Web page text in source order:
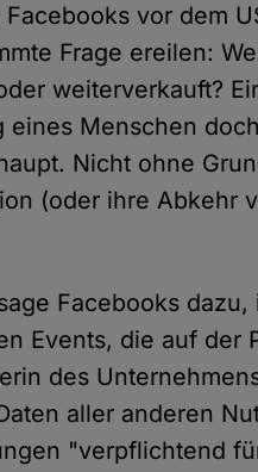
vor dem
Frage ereilen:
weiterverkauft?
eines Menschen
Nicht ohne
(oder ihre Abkehr
Facebooks
Events, die auf der
des
aller anderen
"verpflichtend